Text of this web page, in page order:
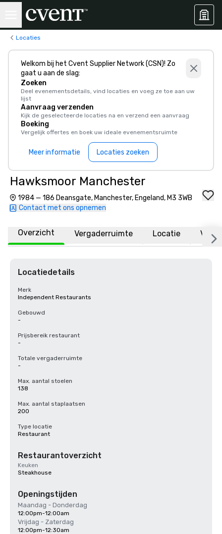
Locaties
Welkom bij het Cvent Supplier Network (CSN)! Zo
gaat u aan de slag:
Zoeken
Deel evenementsdetails, vind locaties en voeg ze toe aan uw
lijst
Aanvraag verzenden
Kijk de geselecteerde locaties na en verzend een aanvraag
Boeking
Vergelijk offertes en boek uw ideale evenementsruimte
Meer informatie Locaties zoeken
Hawksmoor Manchester
1984 — 186 Deansgate, Manchester, Engeland, M3 3WB
Contact met ons opnemen
Overzicht Vergaderruimte Locatie
Locatiedetails
Merk
Independent Restaurants
Gebouwd
-
Prijsbereik restaurant
-
Totale vergaderruimte
-
Max. aantal stoelen
138
Max. aantal staplaatsen
200
Type locatie
Restaurant
Restaurantoverzicht
Keuken
Steakhouse
Openingstijden
Maandag - Donderdag
12:00pm-12:00am
Vrijdag - Zaterdag
12:00pm-12:30am